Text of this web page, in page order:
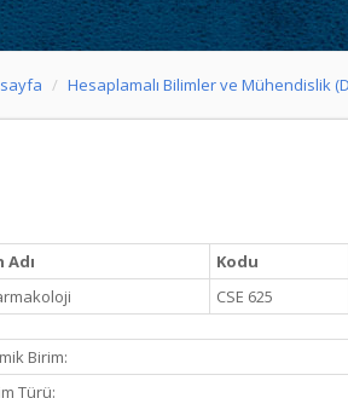
Hesaplamalı Bilimler ve Mühendislik
Adı Kodu
CSE 625
Birim:
Türü: